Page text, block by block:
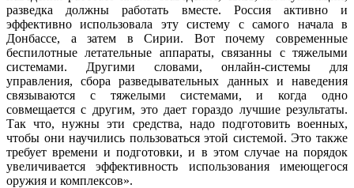
разведка должны работать вместе. Россия активно и
эффективно использовала эту систему с самого начала в
Донбассе, а затем в Сирии. Вот почему современные
беспилотные летательные аппараты, связанны с тяжелыми
системами. Другими словами, онлайн-системы для
управления, сбора разведывательных данных и наведения
связываются с тяжелыми системами, и когда одно
совмещается с другим, это дает гораздо лучшие результаты.
Так что, нужны эти средства, надо подготовить военных,
чтобы они научились пользоваться этой системой. Это также
требует времени и подготовки, и в этом случае на порядок
увеличивается эффективность использования имеющегося
оружия и комплексов».